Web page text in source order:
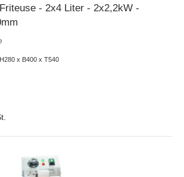
- 2x4 Liter - 2x2,2kW -
x B400 x T540